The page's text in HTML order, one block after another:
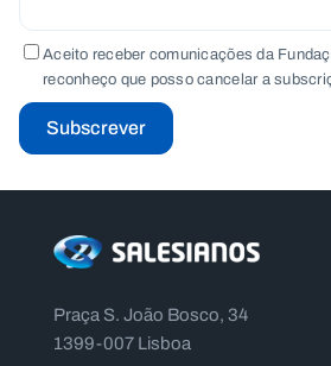
Aceito receber comunicações da
reconheço que posso cancelar a
Subscrever
Praça S. João Bosco, 34
1399-007 Lisboa